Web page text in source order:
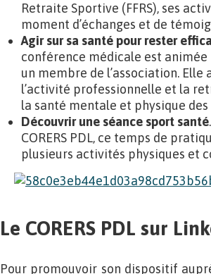
Retraite Sportive (FFRS), ses
moment d’échanges et de
Agir sur sa santé pour rester
conférence médicale est animée
un membre de l’association.
l’activité professionnelle et la
la santé mentale et physique
Découvrir une séance sport santé
CORERS PDL, ce temps de
plusieurs activités physiques et
Le CORERS PDL sur
Pour promouvoir son dispositif